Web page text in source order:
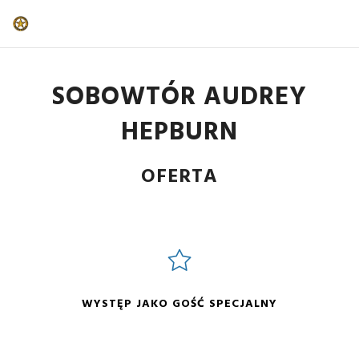
SOBOWTÓR AUDREY
HEPBURN
OFERTA
WYSTĘP JAKO GOŚĆ SPECJALNY